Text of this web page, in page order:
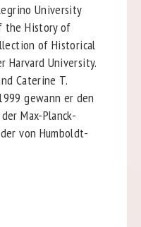
University
the History of
of Historical
Harvard University.
Caterine T.
gewann er den
Max-Planck-
von Humboldt-